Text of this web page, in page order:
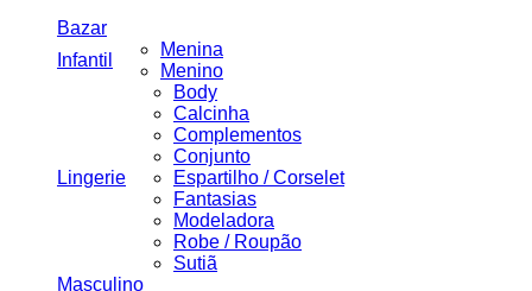
Bazar
Infantil
Menina
Menino
Lingerie
Body
Calcinha
Complementos
Conjunto
Espartilho / Corselet
Fantasias
Modeladora
Robe / Roupão
Sutiã
Masculino